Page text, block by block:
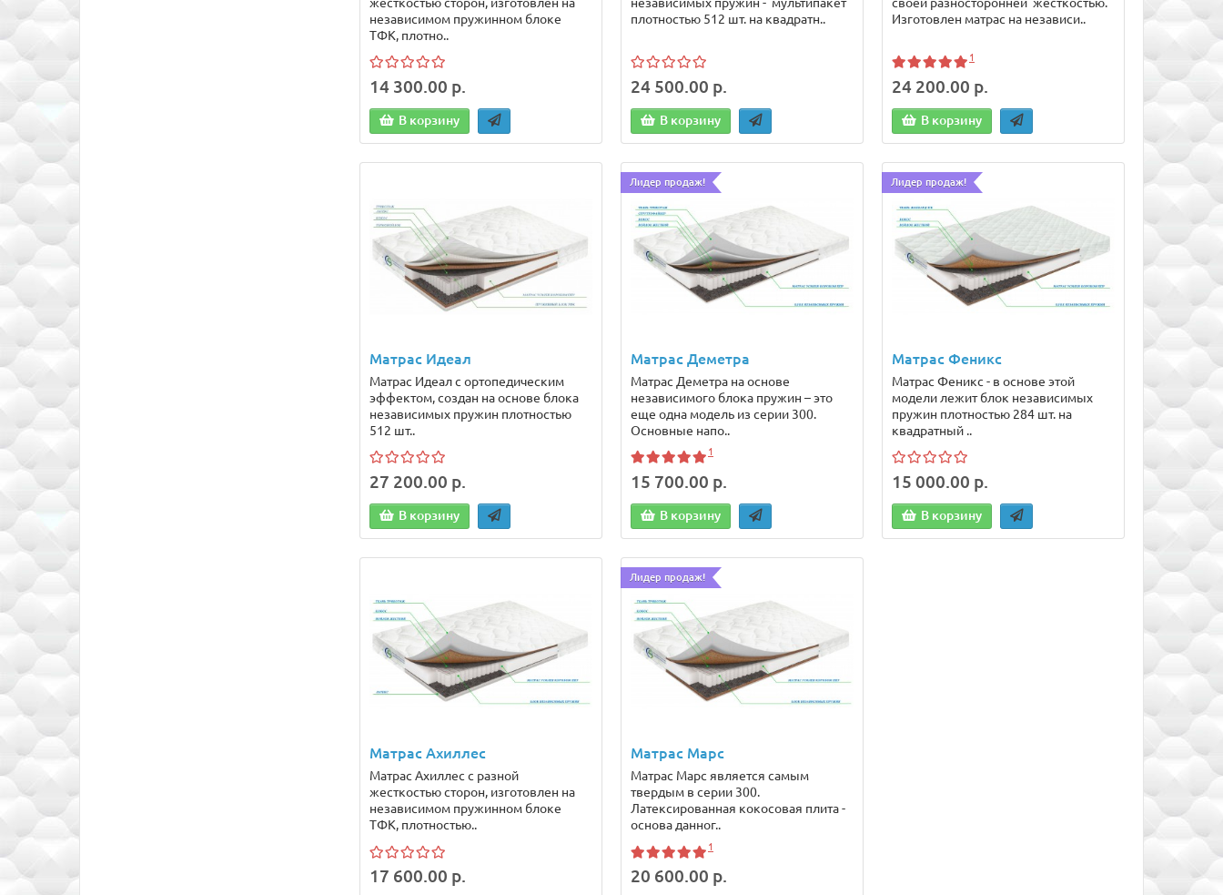
независимом пружинном блоке
ТФК, плотно..
14 300.00 р.
В корзину
плотностью 512 шт. на квадратн..
24 500.00 р.
В корзину
Изготовлен матрас на независи..
1
24 200.00 р.
В корзину
Матрас Идеал
Матрас Идеал с ортопедическим
эффектом, создан на основе блока
независимых пружин плотностью
512 шт..
27 200.00 р.
В корзину
Лидер продаж!
Матрас Деметра
Матрас Деметра на основе
независимого блока пружин – это
еще одна модель из серии 300.
Основные напо..
1
15 700.00 р.
В корзину
Лидер продаж!
Матрас Феникс
Матрас Феникс - в основе этой
модели лежит блок независимых
пружин плотностью 284 шт. на
квадратный ..
15 000.00 р.
В корзину
Матрас Ахиллес
Матрас Ахиллес с разной
жесткостью сторон, изготовлен на
независимом пружинном блоке
ТФК, плотностью..
17 600.00 р.
Лидер продаж!
Матрас Марс
Матрас Марс является самым
твердым в серии 300.
Латексированная кокосовая плита -
основа данног..
1
20 600.00 р.